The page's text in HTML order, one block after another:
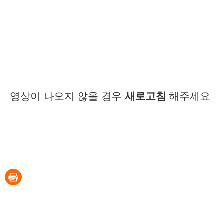
영상이 나오지 않을 경우 새로고침 해주세요